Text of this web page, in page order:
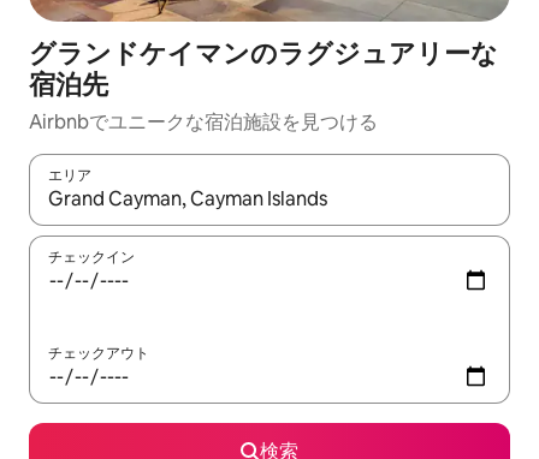
グランドケイマンのラグジュアリーな
宿泊先
Airbnbでユニークな宿泊施設を見つける
エリア
検索結果が表示されたら、上下の矢印キーを使って移動するか
チェックイン
チェックアウト
検索